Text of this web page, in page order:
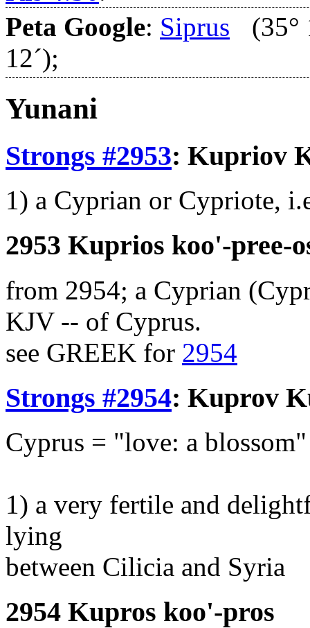
Peta Google: Siprus
(35°
12´);
Yunani
Strongs #2953: Kupriov
1) a Cyprian or Cypriote,
2953 Kuprios koo'-pree-
from 2954; a Cyprian
KJV -- of Cyprus.
see GREEK for 2954
Strongs #2954: Kuprov
Cyprus = "love: a blossom"
1) a very fertile and
lying
between Cilicia and Syria
2954 Kupros koo'-pros